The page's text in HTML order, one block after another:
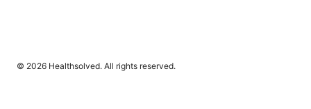
© 2026 Healthsolved. All rights reserved.